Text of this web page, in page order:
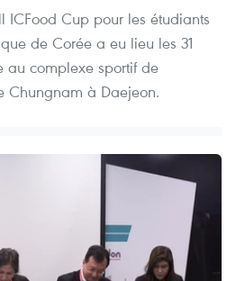
ICFood Cup pour les étudiants
de Corée a eu lieu les 31
au complexe sportif de
Chungnam à Daejeon.